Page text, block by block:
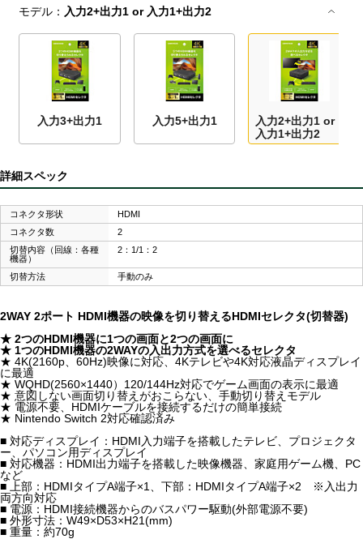
モデル： 入力2+出力1 or 入力1+出力2
入力3+出力1 入力5+出力1
入力2+出力1 or
入力1+出力2
詳細スペック
コネクタ形状
HDMI
コネクタ数
2
切替内容（回線：各種
機器）
2：1/1：2
切替方法 手動のみ
2WAY 2ポート HDMI機器の映像を切り替えるHDMIセレクタ(切替器)
★ 2つのHDMI機器に1つの画面と2つの画面に
★ 1つのHDMI機器の2WAYの入出力方式を選べるセレクタ
★ 4K(2160p、60Hz)映像に対応、4Kテレビや4K対応液晶ディスプレイ
に最適
★ WQHD(2560×1440）120/144Hz対応でゲーム画面の表示に最適
★ 意図しない画面切り替えがおこらない、手動切り替えモデル
★ 電源不要、HDMIケーブルを接続するだけの簡単接続
★ Nintendo Switch 2対応確認済み
■ 対応ディスプレイ：HDMI入力端子を搭載したテレビ、プロジェクタ
ー、パソコン用ディスプレイ
■ 対応機器：HDMI出力端子を搭載した映像機器、家庭用ゲーム機、PC
など
■ 上部：HDMIタイプA端子×1、下部：HDMIタイプA端子×2 ※入出力
両方向対応
■ 電源：HDMI接続機器からのバスパワー駆動(外部電源不要)
■ 外形寸法：W49×D53×H21(mm)
■ 重量：約70g